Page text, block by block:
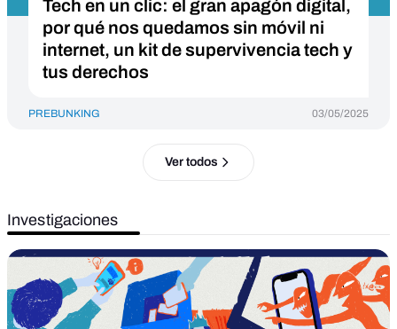
Tech en un clic: el gran apagón digital,
por qué nos quedamos sin móvil ni
internet, un kit de supervivencia tech y
tus derechos
PREBUNKING 03/05/2025
Ver todos
Investigaciones